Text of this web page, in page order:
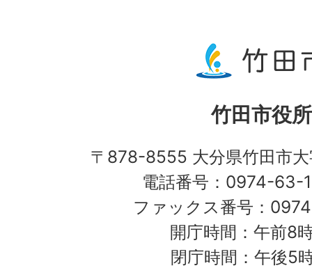
竹田市役所
〒878-8555 大分県竹田市
電話番号：0974-63-
ファックス番号：
開庁時間：午前8
閉庁時間：午後5